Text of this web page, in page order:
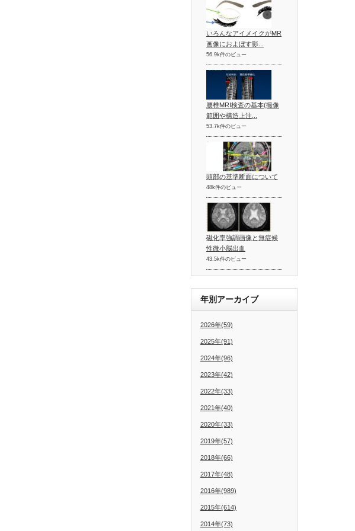
いろんなアイメイクがMR
画像におよぼす影...
56.9k件のビュー
腰椎MRI検査の基本(撮像
範囲や構造上注...
53.7k件のビュー
頭部の基準断面について
48k件のビュー
磁化率強調画像と無症候
性微小脳出血
43.5k件のビュー
年別アーカイブ
2026年(59)
2025年(91)
2024年(96)
2023年(42)
2022年(33)
2021年(40)
2020年(33)
2019年(57)
2018年(66)
2017年(48)
2016年(989)
2015年(614)
2014年(73)